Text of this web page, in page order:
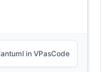
in VPasCode